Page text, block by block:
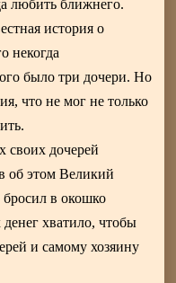
любить ближнего.
история о
некогда
было три дочери. Но
что не мог не только
своих дочерей
об этом Великий
в окошко
хватило, чтобы
и самому хозяину